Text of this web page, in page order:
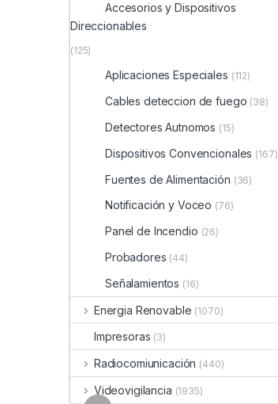
Accesorios y Dispositivos
Direccionables
(125)
Aplicaciones Especiales (112)
Cables deteccion de fuego (38)
Detectores Autnomos (15)
Dispositivos Convencionales (167)
Fuentes de Alimentación (36)
Notificación y Voceo (76)
Panel de Incendio (26)
Probadores (44)
Señalamientos (16)
Energia Renovable (1070)
Impresoras (3)
Radiocomiunicación (440)
Videovigilancia (1935)